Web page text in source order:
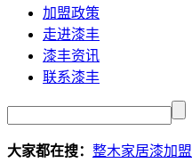
加盟政策
走进漆丰
漆丰资讯
联系漆丰
大家都在搜： 整木家居漆加盟